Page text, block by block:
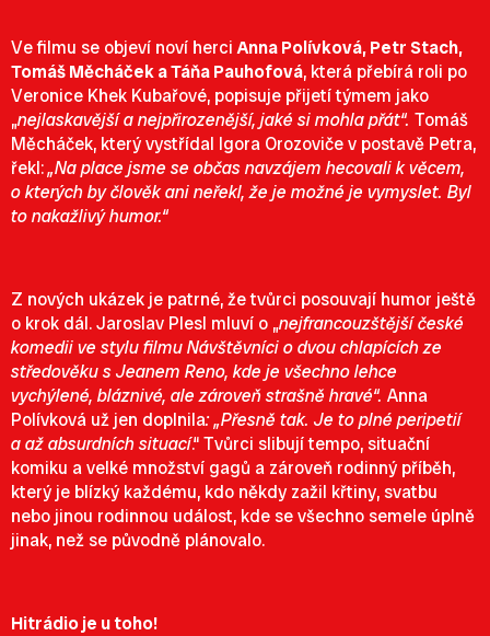
Ve filmu se objeví noví herciAnna Polívková, Petr Stach,
Tomáš Měcháček a Táňa Pauhofová, která přebírá roli po
Veronice Khek Kubařové, popisuje přijetí týmem jako
„nejlaskavější a nejpřirozenější, jaké si mohla přát“. Tomáš
Měcháček, který vystřídal Igora Orozoviče v postavě Petra,
řekl:„Na place jsme se občas navzájem hecovali k věcem,
o kterých by člověk ani neřekl, že je možné je vymyslet. Byl
to nakažlivý humor.“
Z nových ukázek je patrné, že tvůrci posouvají humor ještě
o krok dál. Jaroslav Plesl mluví o „nejfrancouzštější české
komedii ve stylu filmu Návštěvníci o dvou chlapících ze
středověku s Jeanem Reno, kde je všechno lehce
vychýlené, bláznivé, ale zároveň strašně hravé“. Anna
Polívková už jen doplnila: „Přesně tak. Je to plné peripetií
a až absurdních situací.“ Tvůrci slibují tempo, situační
komiku a velké množství gagů a zároveň rodinný příběh,
který je blízký každému, kdo někdy zažil křtiny, svatbu
nebo jinou rodinnou událost, kde se všechno semele úplně
jinak, než se původně plánovalo.
Hitrádio je u toho!